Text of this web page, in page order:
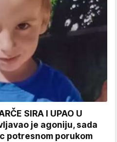
SIRA I UPAO U
je agoniju, sada
potresnom porukom